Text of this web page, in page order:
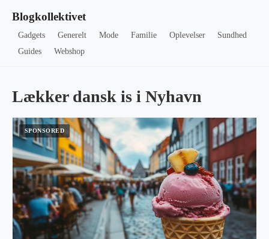
Blogkollektivet
Gadgets Generelt Mode Familie Oplevelser
Sundhed
Guides
Webshop
Lækker dansk is i Nyhavn